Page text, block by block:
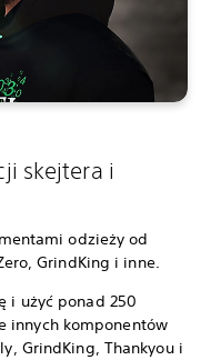
skejtera i
odzieży od
GrindKing i inne.
i użyć ponad 250
innych komponentów
GrindKing, Thankyou i